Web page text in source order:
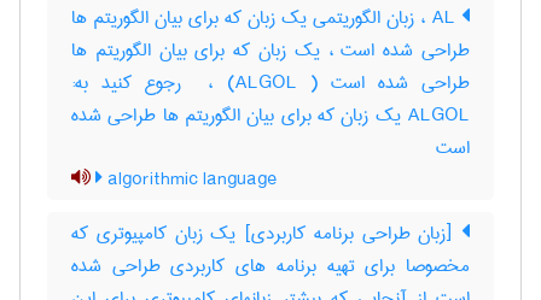
AL ، زبان الگوریتمی یک زبان که برای بیان الگوریتم ها
طراحی شده است ، یک زبان که برای بیان الگوریتم ها
طراحی شده است ( ALGOL) ، ‎ رجوع کنید به:
ALGOL یک زبان که برای بیان الگوریتم ها طراحی شده
است
algorithmic language
[زبان طراحی برنامه کاربردی] یک زبان کامپیوتری که
مخصوصا برای تهیه برنامه های کاربردی طراحی شده